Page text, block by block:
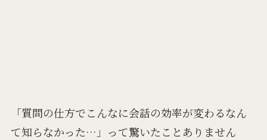
「質問の仕方でこんなに会話の効率が変わるなん
て知らなかった…」って驚いたことありません